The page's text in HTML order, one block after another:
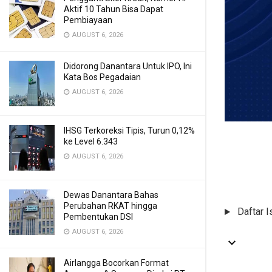
Aktif 10 Tahun Bisa Dapat
Pembiayaan
AUGUST 6, 2026
Didorong Danantara Untuk IPO, Ini
Kata Bos Pegadaian
AUGUST 6, 2026
IHSG Terkoreksi Tipis, Turun 0,12%
ke Level 6.343
AUGUST 6, 2026
Dewas Danantara Bahas
Perubahan RKAT hingga
Pembentukan DSI
AUGUST 6, 2026
Airlangga Bocorkan Format
Daftar